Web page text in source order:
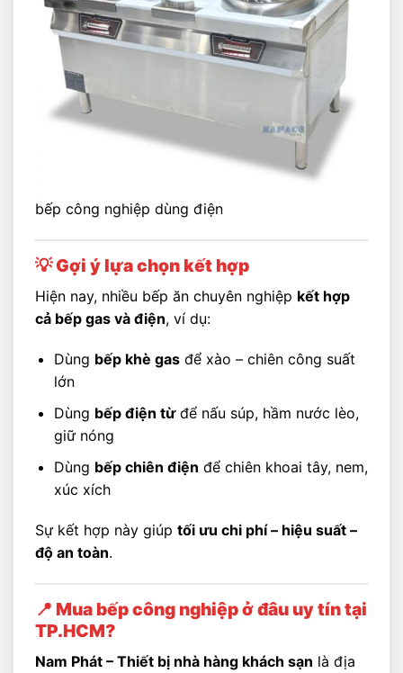
bếp công nghiệp dùng điện
💡 Gợi ý lựa chọn kết hợp
Hiện nay, nhiều bếp ăn chuyên nghiệp kết hợp
cả bếp gas và điện, ví dụ:
Dùng bếp khè gasđể xào – chiên công suất
lớn
Dùng bếp điện từđể nấu súp, hầm nước lèo,
giữ nóng
Dùng bếp chiên điện để chiên khoai tây, nem,
xúc xích
Sự kết hợp này giúp tối ưu chi phí – hiệu suất –
độ an toàn.
📍 Mua bếp công nghiệp ở đâu uy tín tại
TP.HCM?
Nam Phát – Thiết bị nhà hàng khách sạn là địa